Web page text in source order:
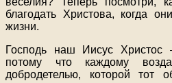
благодать Христова, когда
жизни.
Господь наш Иисус Христос
потому что каждому
добродетелью, которой тот